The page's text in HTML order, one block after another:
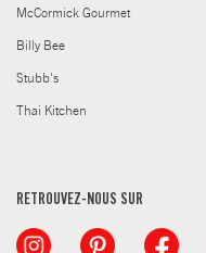
McCormick Gourmet
Billy Bee
Stubb's
Thai Kitchen
RETROUVEZ-NOUS SUR